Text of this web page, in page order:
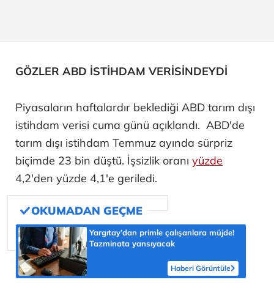
GÖZLER ABD İSTİHDAM VERİSİNDEYDİ
Piyasaların haftalardır beklediği ABD tarım dışı
istihdam verisi cuma günü açıklandı. ABD'de
tarım dışı istihdam Temmuz ayında sürpriz
biçimde 23 bin düştü. İşsizlik oranı yüzde
4,2'den yüzde 4,1'e geriledi.
Yargıtay’dan primle çalışanlara müjde!
Tazminata yansıyacak
Haberi Görüntüle